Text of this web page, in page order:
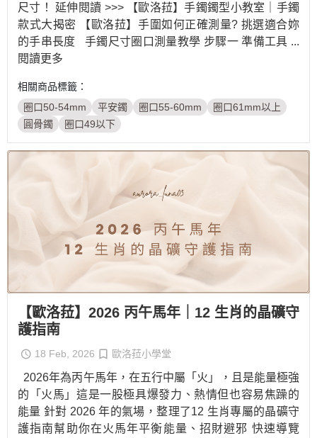
尺寸！ 延伸閱讀 >>> 【歐洛菈】手鐲鐲型小教室｜手鐲
款式大揭密 【歐洛菈】手圍如何正確測量? 挑選適合妳
的手串長度 手鐲尺寸圈口測量教學 步驟一 準備工具 ...
閱讀更多
相關商品標籤：
圈口50-54mm
平安鐲 圈口55-60mm
圈口61mm以上
圓骨鐲
圈口49以下
【歐洛菈】2026 丙午馬年｜12 生肖的晶礦守
護指南
18 Feb, 2026 歐洛菈小學堂
2026年為丙午馬年，在五行中屬「火」，且是能量極強
的「火馬」這是一股極具爆發力、熱情但也容易焦躁的
能量 針對 2026 年的氣場，整理了12 生肖專屬的晶礦守
護指南幫助你在火馬年平衡能量、招財避邪 快速導覽